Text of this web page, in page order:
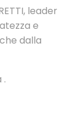
leader
e
dalla
.